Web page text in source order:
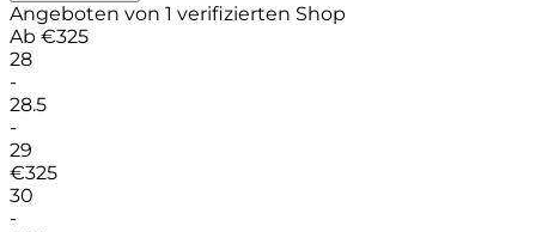
Angeboten von 1 verifizierten Shop
Ab €325
28
-
28.5
-
29
€325
30
-